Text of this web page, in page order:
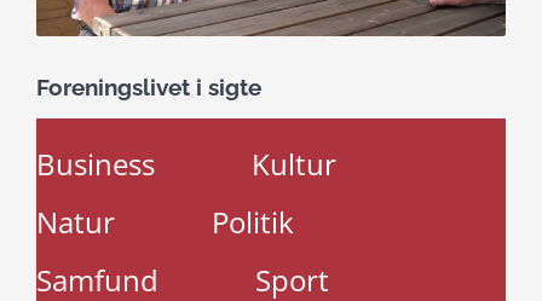
Foreningslivet i sigte
Business
Kultur
Natur
Politik
Samfund
Sport